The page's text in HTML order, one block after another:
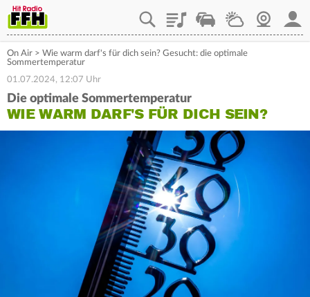
PlaylistStaupilotWetterWebcam
On Air > Wie warm darf's für dich sein? Gesucht: die optimale
Sommertemperatur
01.07.2024, 12:07 Uhr
Die optimale Sommertemperatur
WIE WARM DARF'S FÜR DICH SEIN?